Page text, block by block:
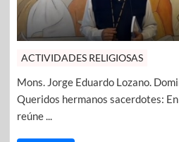
ACTIVIDADES RELIGIOSAS
Mons. Jorge Eduardo Lozano.
Queridos hermanos sacerdotes:
reúne ...